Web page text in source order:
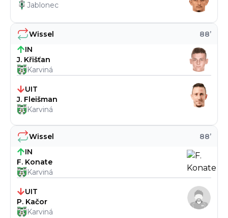
Wissel 88’
IN
F. Konate
Karviná
UIT
P. Kačor
Karviná
Wissel 88’
IN
J. Křišťan
Karviná
UIT
J. Fleišman
Karviná
Jablonec